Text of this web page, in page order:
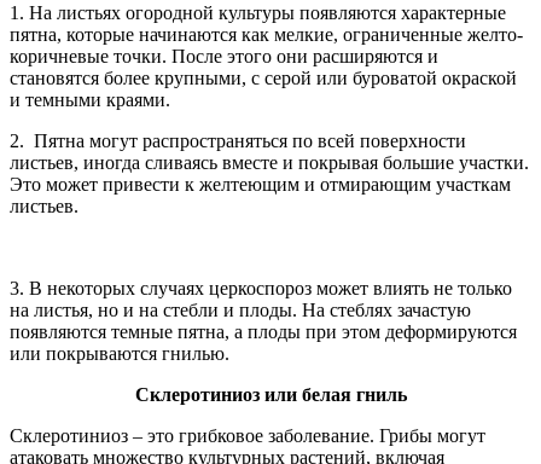
1. На листьях огородной культуры появляются характерные
пятна, которые начинаются как мелкие, ограниченные желто-
коричневые точки. После этого они расширяются и
становятся более крупными, с серой или буроватой окраской
и темными краями.
2. Пятна могут распространяться по всей поверхности
листьев, иногда сливаясь вместе и покрывая большие участки.
Это может привести к желтеющим и отмирающим участкам
листьев.
3. В некоторых случаях церкоспороз может влиять не только
на листья, но и на стебли и плоды. На стеблях зачастую
появляются темные пятна, а плоды при этом деформируются
или покрываются гнилью.
Склеротиниоз или белая гниль
Склеротиниоз – это грибковое заболевание. Грибы могут
атаковать множество культурных растений, включая